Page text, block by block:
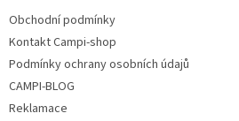
Obchodní podmínky
Kontakt Campi-shop
Podmínky ochrany osobních údajů
CAMPI-BLOG
Reklamace